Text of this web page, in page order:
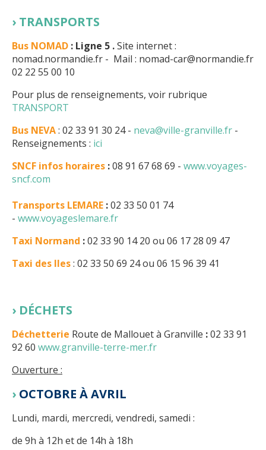
TRANSPORTS
Bus NOMAD : Ligne 5 .Site internet :
nomad.normandie.fr - Mail : nomad-car@normandie.fr
02 22 55 00 10
Pour plus de renseignements, voir rubrique
TRANSPORT
Bus NEVA: 02 33 91 30 24 - neva@ville-granville.fr -
Renseignements : ici
SNCF infos horaires :08 91 67 68 69 - www.voyages-
sncf.com
Transports LEMARE :02 33 50 01 74
- www.voyageslemare.fr
Taxi Normand :02 33 90 14 20 ou 06 17 28 09 47
Taxi des Iles: 02 33 50 69 24 ou 06 15 96 39 41
DÉCHETS
Déchetterie Route de Mallouet à Granville :02 33 91
92 60 www.granville-terre-mer.fr
Ouverture :
OCTOBRE À AVRIL
Lundi, mardi, mercredi, vendredi, samedi :
de 9h à 12h et de 14h à 18h